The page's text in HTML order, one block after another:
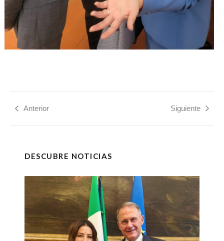
Anterior Siguiente
DESCUBRE NOTICIAS